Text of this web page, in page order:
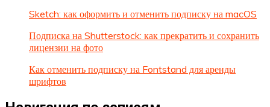
Sketch: как оформить и отменить подписку на macOS
Подписка на Shutterstock: как прекратить и сохранить
лицензии на фото
Как отменить подписку на Fontstand для аренды
шрифтов